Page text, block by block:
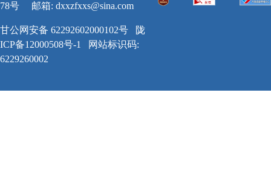
78号
邮箱: dxxzfxxs@sina.com
甘公网安备 62292602000102号
陇
ICP备12000508号-1
网站标识码:
6229260002